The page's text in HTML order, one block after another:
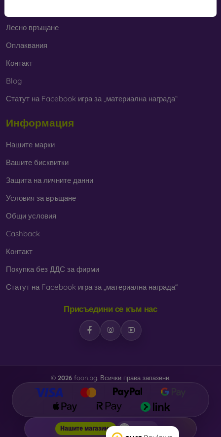
Лесно връщане
Оплаквания
Контакт
Blog
Статут на Facebook игра за „материална награда“
Информация
Нашите марки
Вашите бисквитки
Защита на личните данни
Условия за връщане
Общи условия
Cashback
Контакт
Покупка без ДДС за фирми
Статут на Facebook игра за „материална награда“
Присъедини се към нас
© 2026 foon.bg. Всички права запазени.
Нашите магазини foon.bg